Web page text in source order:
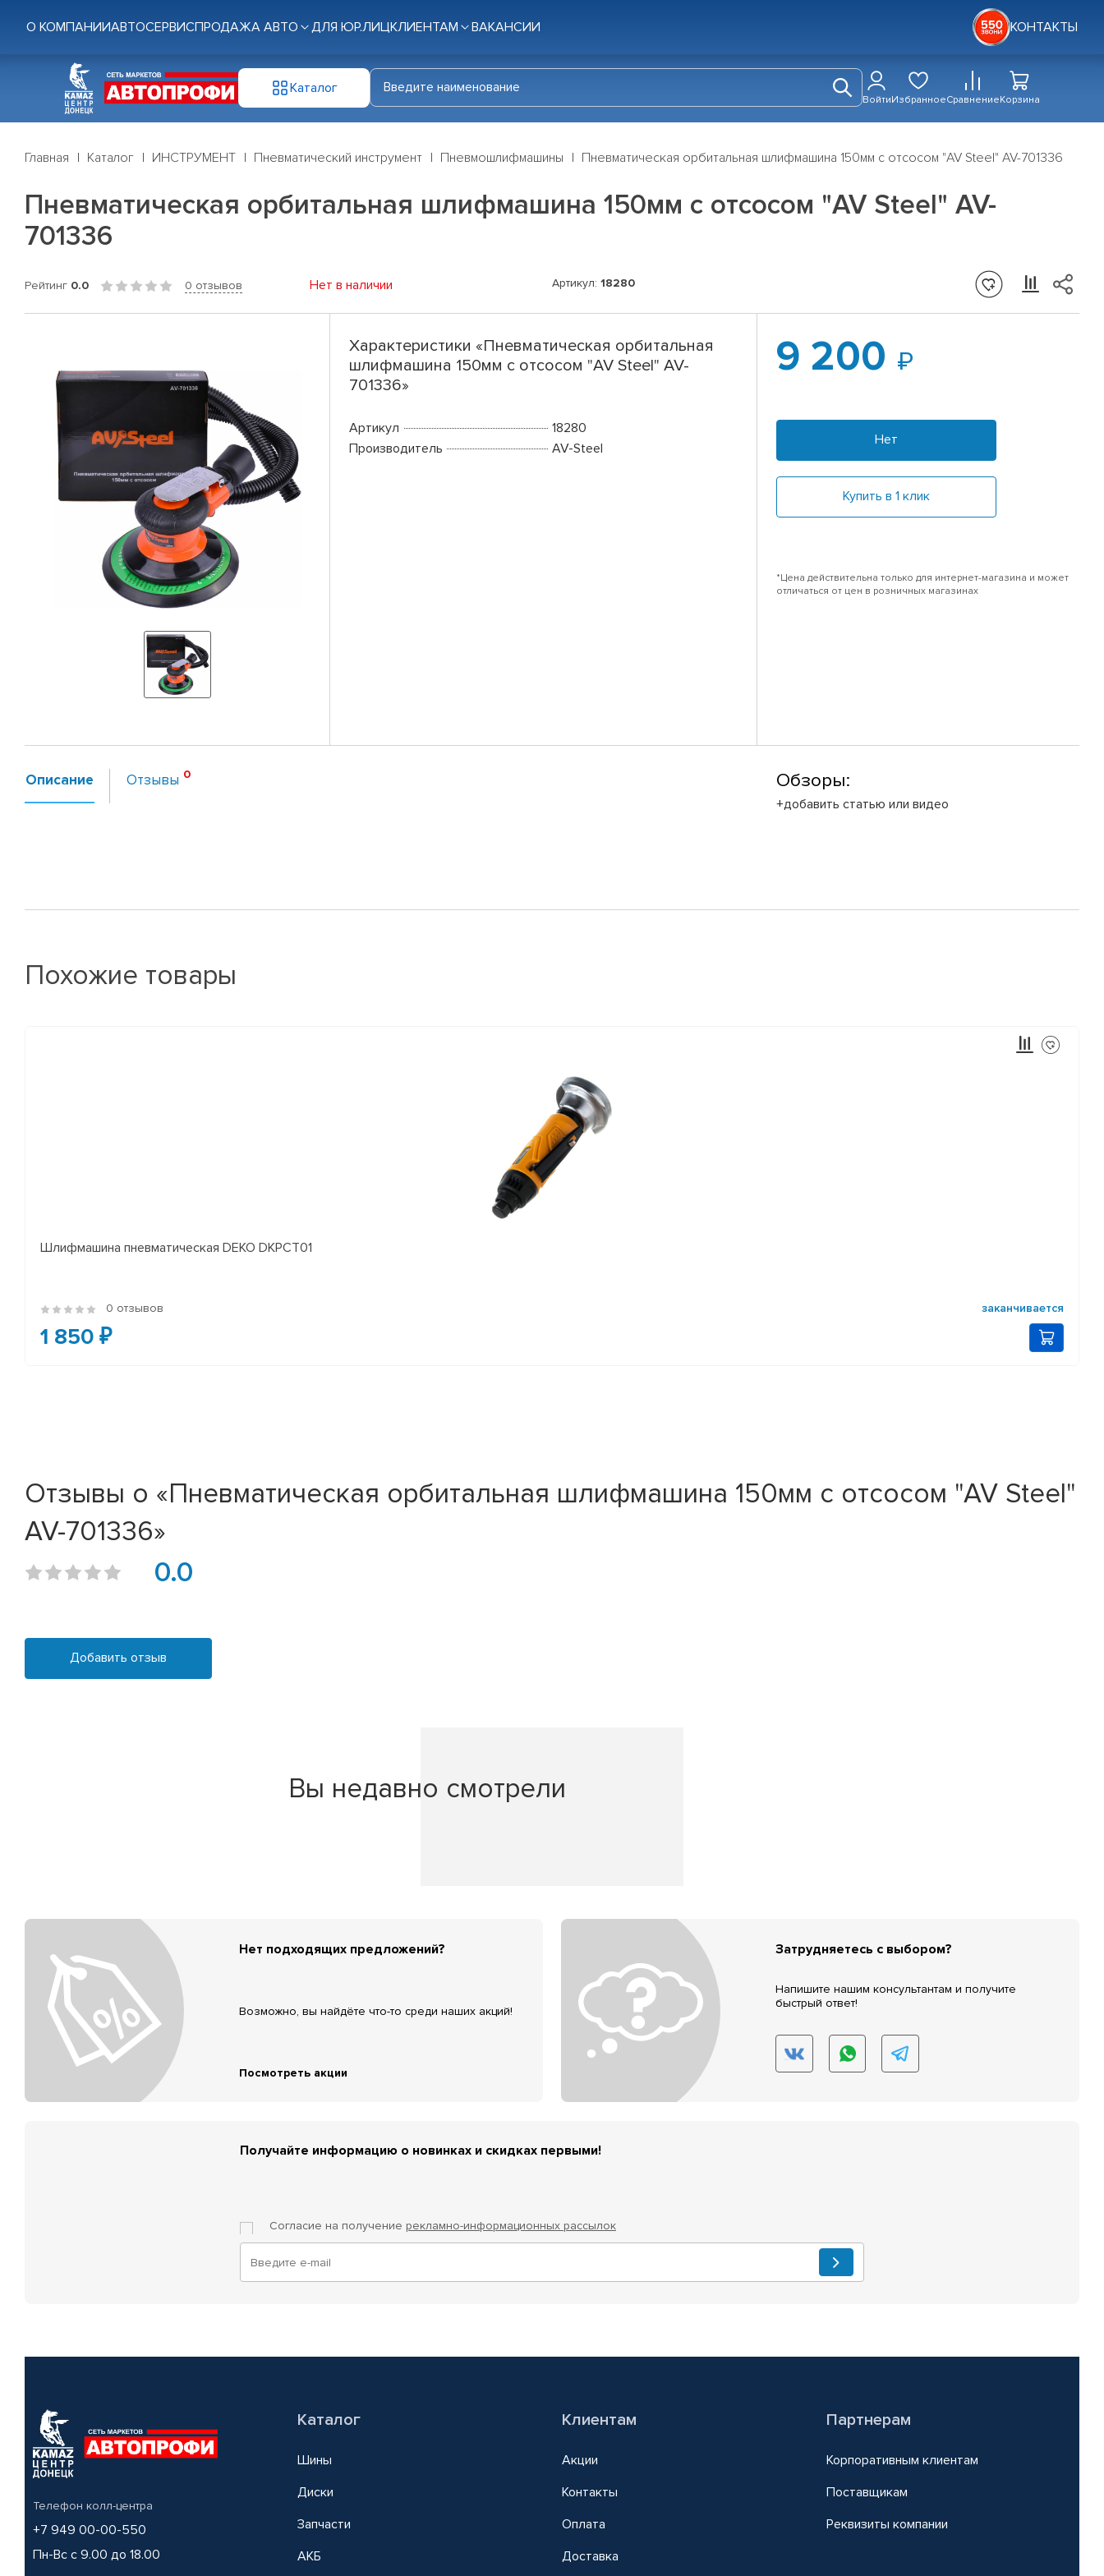
О КОМПАНИИАВТОСЕРВИСПРОДАЖА АВТО ДЛЯ ЮР.ЛИЦКЛИЕНТАМ ВАКАНСИИ КОНТАКТЫ
Каталог
ВойтиИзбранноеСравнениеКорзина
Главная Каталог ИНСТРУМЕНТ Пневматический инструмент Пневмошлифмашины Пневматическая орбитальная шлифмашина 150мм с отсосом "AV Steel" AV-701336
Пневматическая орбитальная шлифмашина 150мм с отсосом "AV Steel" AV-
701336
Рейтинг 0.0 0 отзывов Нет в наличии Артикул: 18280
Характеристики «Пневматическая орбитальная
шлифмашина 150мм с отсосом "AV Steel" AV-
701336»
Артикул
18280
Производитель
AV-Steel
9 200
Нет
Купить в 1 клик
*Цена действительна только для интернет-магазина и может
отличаться от цен в розничных магазинах
Описание Отзывы Обзоры:
+добавить статью или видео
Похожие товары
Шлифмашина пневматическая DEKO DKPCT01
0 отзывов заканчивается
1 850 ₽
Отзывы о «Пневматическая орбитальная шлифмашина 150мм с отсосом "AV Steel"
AV-701336»
0.0
Добавить отзыв
Вы недавно смотрели
Нет подходящих предложений?
Возможно, вы найдёте что-то среди наших акций!
Посмотреть акции
Затрудняетесь с выбором?
Напишите нашим консультантам и получите
быстрый ответ!
Получайте информацию о новинках и скидках первыми!
Согласие на получение рекламно-информационных рассылок
Телефон колл-центра
+7 949 00-00-550
Пн-Вс с 9.00 до 18.00
Каталог
Шины
Диски
Запчасти
АКБ
Клиентам
Акции
Контакты
Оплата
Доставка
Партнерам
Корпоративным клиентам
Поставщикам
Реквизиты компании